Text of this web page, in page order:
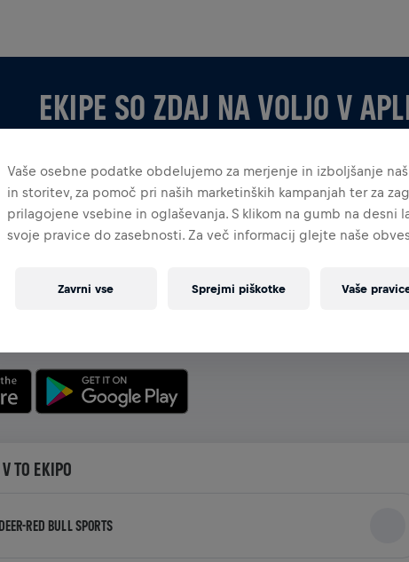
EKIPE SO ZDAJ NA VOLJO V
V APLIKACIJI
v ekipi ali ustvarjate svojo, raziskujte vse o ekipah v
svoje lestvice in praznujte skupaj.
TO EKIPO
RED BULL SPORTS
Vaše osebne podatke obdelujemo za merjenje in izboljšanje
in storitev, za pomoč pri naših marketinških kampanjah ter za
prilagojene vsebine in oglaševanja. S klikom na gumb na desni
svoje pravice do zasebnosti. Za več informacij glejte naše
Vaše
Zavrni vse Sprejmi piškotke